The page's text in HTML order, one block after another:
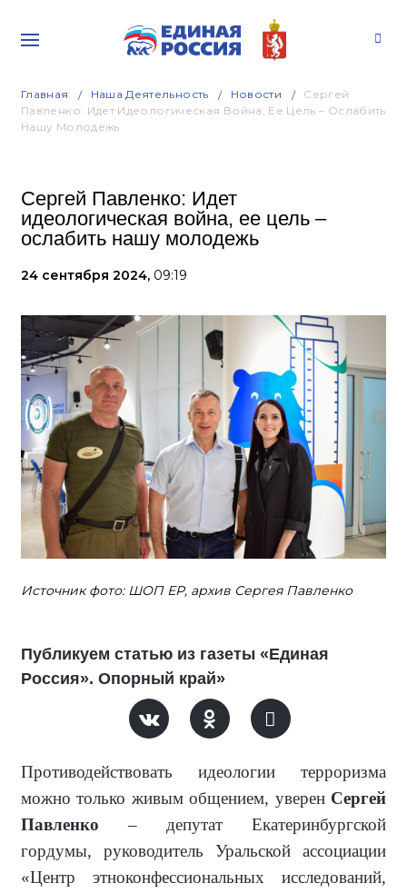
Главная Наша Деятельность Новости
Сергей
Павленко: Идет Идеологическая Война, Ее Цель – Ослабить
Нашу Молодежь
Сергей Павленко: Идет
идеологическая война, ее цель –
ослабить нашу молодежь
24 сентября 2024, 09:19
Источник фото: ШОП ЕР, архив Сергея Павленко
Публикуем статью из газеты «Единая
Россия». Опорный край»
Противодействовать идеологии терроризма
можно только жи­вым общением, уверен Сергей
Павленко – депутат Екатерин­бургской
гордумы, руководитель Уральской ассоциации
«Центр эт­ноконфессиональных исследова­ний,